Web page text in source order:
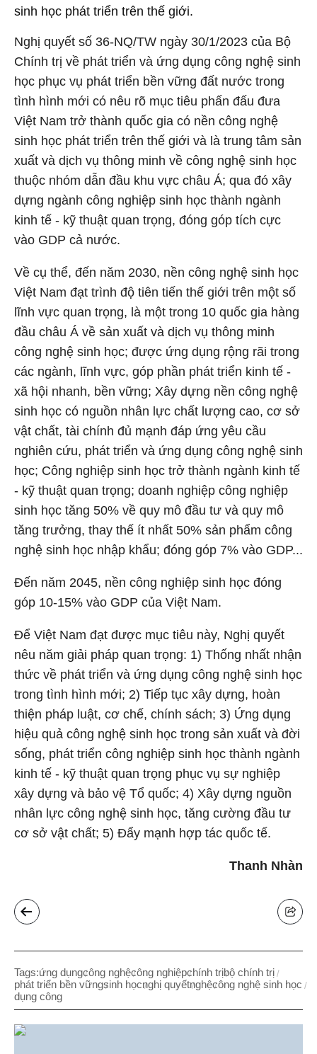
sinh học phát triển trên thế giới.
Nghị quyết số 36-NQ/TW ngày 30/1/2023 của Bộ
Chính trị về phát triển và ứng dụng công nghệ sinh
học phục vụ phát triển bền vững đất nước trong
tình hình mới có nêu rõ mục tiêu phấn đấu đưa
Việt Nam trở thành quốc gia có nền công nghệ
sinh học phát triển trên thế giới và là trung tâm sản
xuất và dịch vụ thông minh về công nghệ sinh học
thuộc nhóm dẫn đầu khu vực châu Á; qua đó xây
dựng ngành công nghiệp sinh học thành ngành
kinh tế - kỹ thuật quan trọng, đóng góp tích cực
vào GDP cả nước.
Về cụ thể, đến năm 2030, nền công nghệ sinh học
Việt Nam đạt trình độ tiên tiến thế giới trên một số
lĩnh vực quan trọng, là một trong 10 quốc gia hàng
đầu châu Á về sản xuất và dịch vụ thông minh
công nghệ sinh học; được ứng dụng rộng rãi trong
các ngành, lĩnh vực, góp phần phát triển kinh tế -
xã hội nhanh, bền vững; Xây dựng nền công nghệ
sinh học có nguồn nhân lực chất lượng cao, cơ sở
vật chất, tài chính đủ mạnh đáp ứng yêu cầu
nghiên cứu, phát triển và ứng dụng công nghệ sinh
học; Công nghiệp sinh học trở thành ngành kinh tế
- kỹ thuật quan trọng; doanh nghiệp công nghiệp
sinh học tăng 50% về quy mô đầu tư và quy mô
tăng trưởng, thay thế ít nhất 50% sản phẩm công
nghệ sinh học nhập khẩu; đóng góp 7% vào GDP...
Đến năm 2045, nền công nghiệp sinh học đóng
góp 10-15% vào GDP của Việt Nam.
Để Việt Nam đạt được mục tiêu này, Nghị quyết
nêu năm giải pháp quan trọng: 1) Thống nhất nhận
thức về phát triển và ứng dụng công nghệ sinh học
trong tình hình mới; 2) Tiếp tục xây dựng, hoàn
thiện pháp luật, cơ chế, chính sách; 3) Ứng dụng
hiệu quả công nghệ sinh học trong sản xuất và đời
sống, phát triển công nghiệp sinh học thành ngành
kinh tế - kỹ thuật quan trọng phục vụ sự nghiệp
xây dựng và bảo vệ Tổ quốc; 4) Xây dựng nguồn
nhân lực công nghệ sinh học, tăng cường đầu tư
cơ sở vật chất; 5) Đẩy mạnh hợp tác quốc tế.
Thanh Nhàn
Tags:ứng dụngcông nghệcông nghiệpchính trịbộ chính trị
phát triển bền vữngsinh họcnghị quyếtnghệcông nghệ sinh học
dụng công